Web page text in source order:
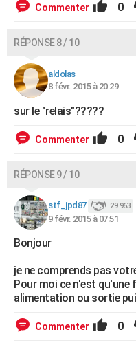
Commenter 0
RÉPONSE 8 / 10
aldolas
8 févr. 2015 à 20:29
sur le "relais"?????
Commenter 0
RÉPONSE 9 / 10
stf_jpd87 29 963
9 févr. 2015 à 07:51
Bonjour
je ne comprends pas
Pour moi ce n'est qu'une
alimentation ou sortie
Commenter 0